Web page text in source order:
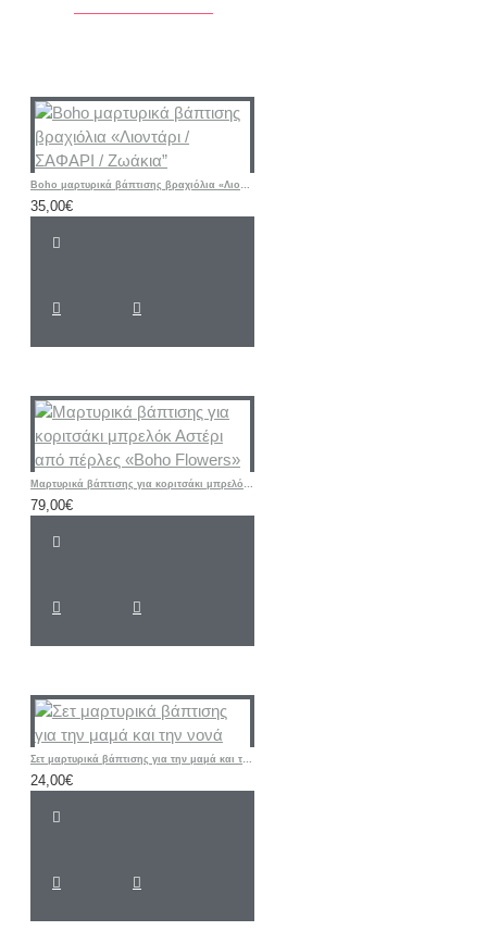
Boho μαρτυρικά βάπτισης βραχιόλια «Λιοντάρι / ΣΑΦΑΡΙ / Ζωάκια”
35,00€
Μαρτυρικά βάπτισης για κοριτσάκι μπρελόκ Αστέρι από πέρλες «Boho Flowers»
79,00€
Σετ μαρτυρικά βάπτισης για την μαμά και την νονά
24,00€